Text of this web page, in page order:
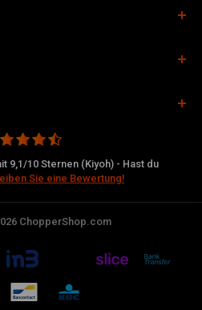
9,1/10 Sternen (Kiyoh) - Hast du
Sie eine Bewertung!
ChopperShop.com